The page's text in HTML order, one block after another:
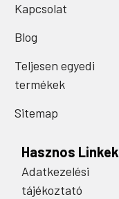
Kapcsolat
Blog
Teljesen egyedi
termékek
Sitemap
Hasznos Linkek
Adatkezelési
tájékoztató